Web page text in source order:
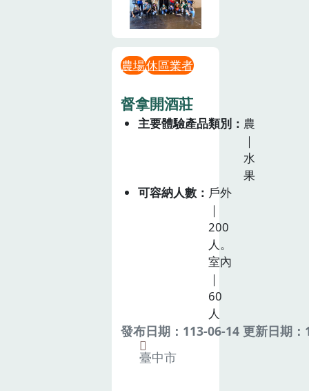
農場休區業者
督拿開酒莊
主要體驗產品類別
農
｜
水
果
可容納人數
戶外
｜
200
人。
室內
｜
60
人
發布日期：113-06-14 更新日期
臺中市